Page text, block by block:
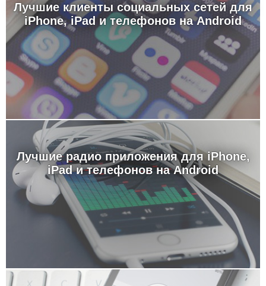
Лучшие клиенты социальных сетей для
iPhone, iPad и телефонов на Android
Лучшие радио приложения для iPhone,
iPad и телефонов на Android